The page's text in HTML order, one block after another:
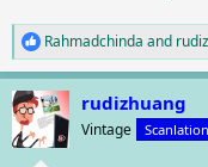
R
e
a
c
t
i
Rahmadchinda and
rudizhuang
Vintage